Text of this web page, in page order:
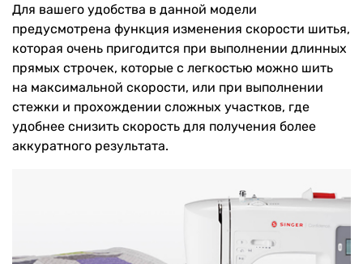
Для вашего удобства в данной модели
предусмотрена функция изменения скорости шитья,
которая очень пригодится при выполнении длинных
прямых строчек, которые с легкостью можно шить
на максимальной скорости, или при выполнении
стежки и прохождении сложных участков, где
удобнее снизить скорость для получения более
аккуратного результата.